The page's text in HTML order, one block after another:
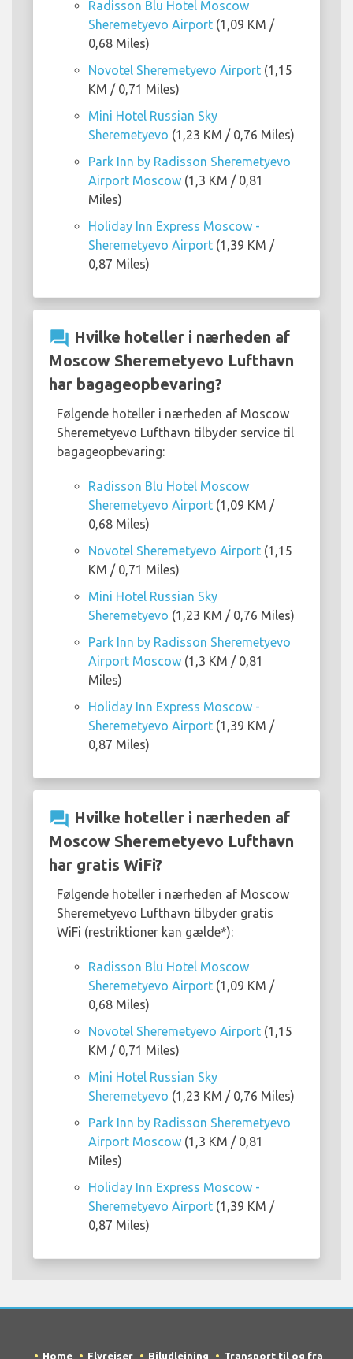
Radisson Blu Hotel Moscow
Sheremetyevo Airport (1,09 KM /
0,68 Miles)
Novotel Sheremetyevo Airport (1,15
KM / 0,71 Miles)
Mini Hotel Russian Sky
Sheremetyevo (1,23 KM / 0,76 Miles)
Park Inn by Radisson Sheremetyevo
Airport Moscow (1,3 KM / 0,81
Miles)
Holiday Inn Express Moscow -
Sheremetyevo Airport (1,39 KM /
0,87 Miles)
question_answer Hvilke hoteller i nærheden af
Moscow Sheremetyevo Lufthavn
har bagageopbevaring?
Følgende hoteller i nærheden af Moscow
Sheremetyevo Lufthavn tilbyder service til
bagageopbevaring:
Radisson Blu Hotel Moscow
Sheremetyevo Airport (1,09 KM /
0,68 Miles)
Novotel Sheremetyevo Airport (1,15
KM / 0,71 Miles)
Mini Hotel Russian Sky
Sheremetyevo (1,23 KM / 0,76 Miles)
Park Inn by Radisson Sheremetyevo
Airport Moscow (1,3 KM / 0,81
Miles)
Holiday Inn Express Moscow -
Sheremetyevo Airport (1,39 KM /
0,87 Miles)
question_answer Hvilke hoteller i nærheden af
Moscow Sheremetyevo Lufthavn
har gratis WiFi?
Følgende hoteller i nærheden af Moscow
Sheremetyevo Lufthavn tilbyder gratis
WiFi (restriktioner kan gælde*):
Radisson Blu Hotel Moscow
Sheremetyevo Airport (1,09 KM /
0,68 Miles)
Novotel Sheremetyevo Airport (1,15
KM / 0,71 Miles)
Mini Hotel Russian Sky
Sheremetyevo (1,23 KM / 0,76 Miles)
Park Inn by Radisson Sheremetyevo
Airport Moscow (1,3 KM / 0,81
Miles)
Holiday Inn Express Moscow -
Sheremetyevo Airport (1,39 KM /
0,87 Miles)
Home Flyrejser Biludlejning Transport til og fra